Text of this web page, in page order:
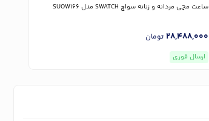
ساعت مچی مردانه و زنانه سواچ SWATCH مدل SUOW166
28,488,000 تومان
ارسال فوری